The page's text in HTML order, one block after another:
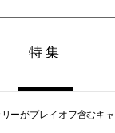
特集
ーがプレイオフ含むキ